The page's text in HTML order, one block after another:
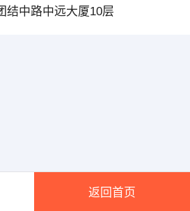
结中路中远大厦10层
返回首页